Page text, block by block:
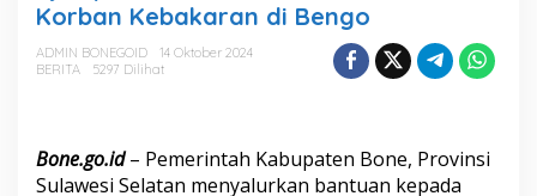
u
p
t
n
e
Korban Kebakaran di Bengo
ADMIN BONEGOID
14 Oktober 2024
BERITA
5297 Dilihat
Bone.go.id– Pemerintah Kabupaten Bone, Provinsi
Sulawesi Selatan menyalurkan bantuan kepada